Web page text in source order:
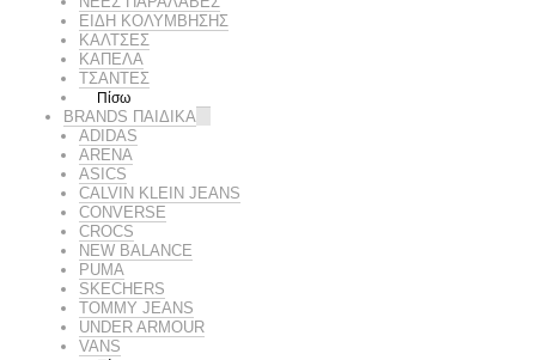
ΕΙΔΗ ΚΟΛΥΜΒΗΣΗΣ
ΚΑΛΤΣΕΣ
ΚΑΠΕΛΑ
ΤΣΑΝΤΕΣ
Πίσω
BRANDS ΠΑΙΔΙΚΆ
ADIDAS
ARENA
ASICS
CALVIN KLEIN JEANS
CONVERSE
CROCS
NEW BALANCE
PUMA
SKECHERS
TOMMY JEANS
UNDER ARMOUR
VANS